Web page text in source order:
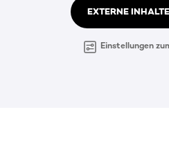
EXTERNE
Einstellungen